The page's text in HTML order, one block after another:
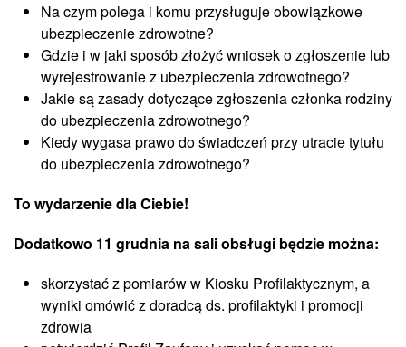
Na czym polega i komu przysługuje obowiązkowe
ubezpieczenie zdrowotne?
Gdzie i w jaki sposób złożyć wniosek o zgłoszenie lub
wyrejestrowanie z ubezpieczenia zdrowotnego?
Jakie są zasady dotyczące zgłoszenia członka rodziny
do ubezpieczenia zdrowotnego?
Kiedy wygasa prawo do świadczeń przy utracie tytułu
do ubezpieczenia zdrowotnego?
To wydarzenie dla Ciebie!
Dodatkowo 11 grudnia na sali obsługi będzie można:
skorzystać z pomiarów w Kiosku Profilaktycznym, a
wyniki omówić z doradcą ds. profilaktyki i promocji
zdrowia